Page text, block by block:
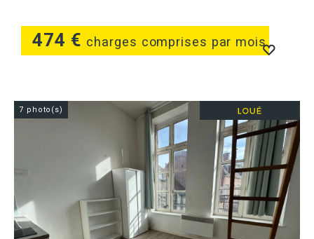
474 € charges comprises par mois
7 photo(s)